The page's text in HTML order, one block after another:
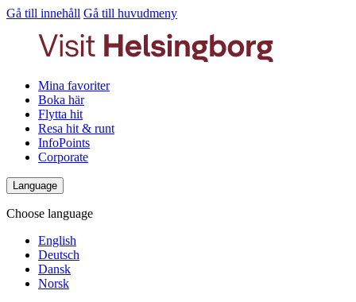
Gå till innehåll Gå till huvudmeny
Mina favoriter
Boka här
Flytta hit
Resa hit & runt
InfoPoints
Corporate
Language
Choose language
English
Deutsch
Dansk
Norsk